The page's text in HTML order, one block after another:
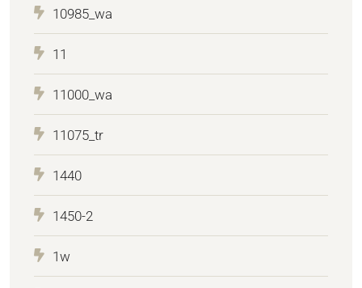
10985_wa
11
11000_wa
11075_tr
1440
1450-2
1w